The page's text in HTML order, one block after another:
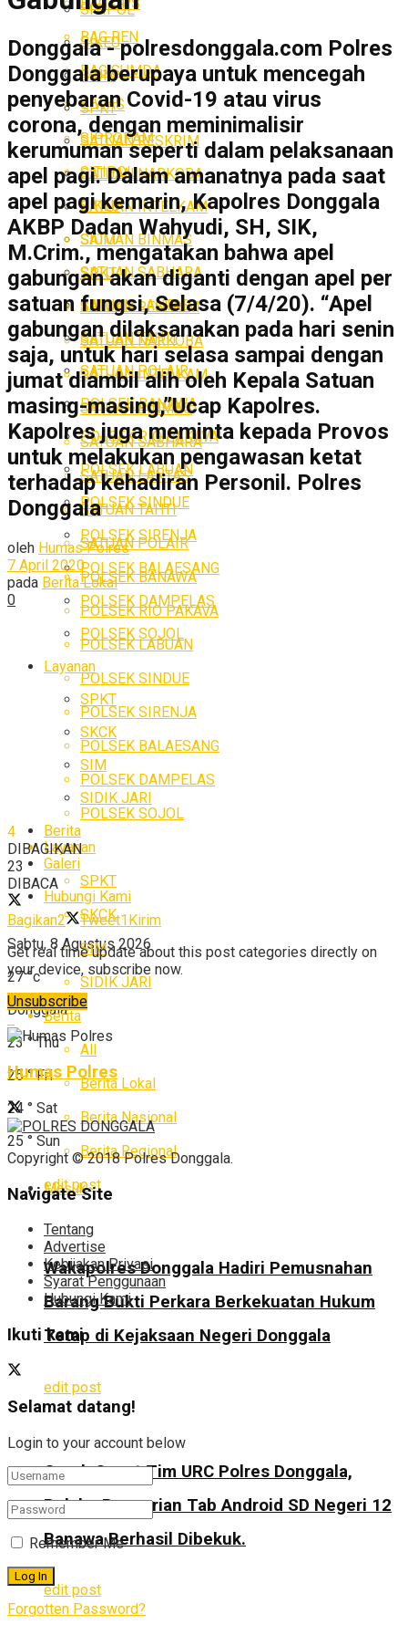
SITIPOL
SIKEU
SIUM
SPKT
SATUAN RESKRIM
SATUAN NARKOBA
SATUAN INTELKAM
SATUAN BINMAS
SATUAN SABHARA
SATUAN LANTAS
SATUAN TAHTI
SATUAN POLAIR
POLSEK BANAWA
POLSEK RIO PAKAVA
POLSEK LABUAN
POLSEK SINDUE
POLSEK SIRENJA
POLSEK BALAESANG
POLSEK DAMPELAS
POLSEK SOJOL
Layanan
SPKT
SKCK
SIM
SIDIK JARI
Berita
Galeri
Hubungi Kami
Sabtu, 8 Agustus 2026
27 °c
Donggala
23 ° Thu
25 ° Fri
24 ° Sat
25 ° Sun
Masuk
BAG REN
BAG SUMDA
SIWAS
SIPROPAM
SITIPOL
SIKEU
SIUM
SPKT
SATUAN RESKRIM
SATUAN NARKOBA
SATUAN INTELKAM
SATUAN BINMAS
SATUAN SABHARA
SATUAN LANTAS
SATUAN TAHTI
SATUAN POLAIR
POLSEK BANAWA
POLSEK RIO PAKAVA
POLSEK LABUAN
POLSEK SINDUE
POLSEK SIRENJA
POLSEK BALAESANG
POLSEK DAMPELAS
POLSEK SOJOL
Layanan
SPKT
SKCK
SIM
SIDIK JARI
Berita
All
Berita Lokal
Berita Nasional
Berita Regional
edit post
Wakapolres Donggala Hadiri Pemusnahan
Barang Bukti Perkara Berkekuatan Hukum
Tetap di Kejaksaan Negeri Donggala
edit post
Gerak Cepat Tim URC Polres Donggala,
Pelaku Pencurian Tab Android SD Negeri 12
Banawa Berhasil Dibekuk.
edit post
Donggala - polresdonggala.com Polres
Donggala berupaya untuk mencegah
penyebaran Covid-19 atau virus
corona, dengan meminimalisir
kerumuman seperti dalam pelaksanaan
apel pagi. Dalam amanatnya pada saat
apel pagi kemarin, Kapolres Donggala
AKBP Dadan Wahyudi, SH, SIK,
M.Crim., mengatakan bahwa apel
gabungan akan diganti dengan apel per
satuan fungsi, Selasa (7/4/20). “Apel
gabungan dilaksanakan pada hari senin
saja, untuk hari selasa sampai dengan
jumat diambil alih oleh Kepala Satuan
masing-masing,”Ucap Kapolres.
Kapolres juga meminta kepada Provos
untuk melakukan pengawasan ketat
terhadap kehadiran Personil. Polres
Donggala
oleh Humas Polres
7 April 2020
pada Berita Lokal
0
4
DIBAGIKAN
23
DIBACA
Bagikan2 Tweet1 Kirim
Get real time update about this post categories directly on
your device, subscribe now.
Unsubscribe
Humas Polres
Copyright © 2018 Polres Donggala.
Navigate Site
Tentang
Advertise
Kebijakan Privasi
Syarat Penggunaan
Hubungi Kami
Ikuti kami
Selamat datang!
Login to your account below
Remember Me
Forgotten Password?